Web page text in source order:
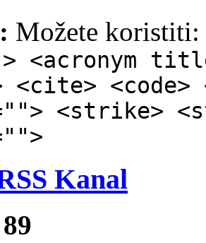
Možete koristiti:
<acronym
<code>
<strike>
Kanal
89